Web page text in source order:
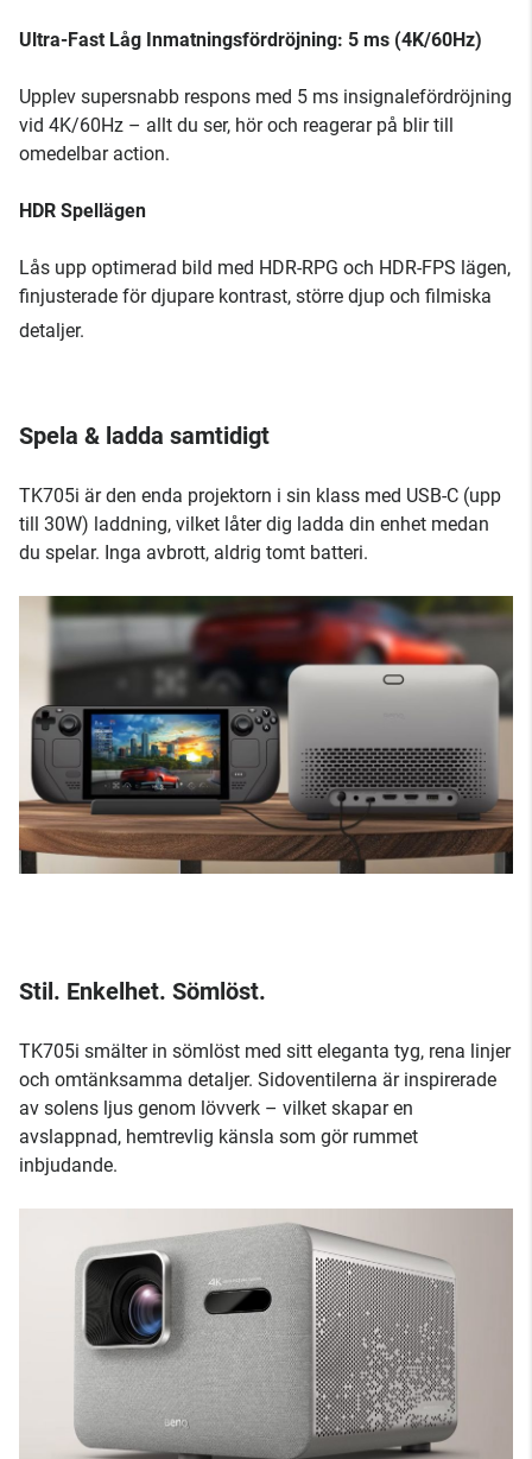
Ultra-Fast Låg Inmatningsfördröjning: 5 ms (4K/60Hz)
Upplev supersnabb respons med 5 ms insignalefördröjning
vid 4K/60Hz – allt du ser, hör och reagerar på blir till
omedelbar action.
HDR Spellägen
Lås upp optimerad bild med HDR-RPG och HDR-FPS lägen,
finjusterade för djupare kontrast, större djup och filmiska
detaljer.
Spela & ladda samtidigt
TK705i är den enda projektorn i sin klass med USB-C (upp
till 30W) laddning, vilket låter dig ladda din enhet medan
du spelar. Inga avbrott, aldrig tomt batteri.
Stil. Enkelhet. Sömlöst.
TK705i smälter in sömlöst med sitt eleganta tyg, rena linjer
och omtänksamma detaljer. Sidoventilerna är inspirerade
av solens ljus genom lövverk – vilket skapar en
avslappnad, hemtrevlig känsla som gör rummet
inbjudande.